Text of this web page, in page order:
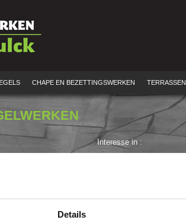
Details
CHAPE EN BEZETTINGSWERKEN TERRASSEN
Interesse in :
Terras aanleggen